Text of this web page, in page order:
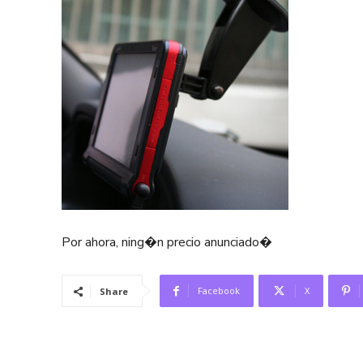
Por ahora, ning�n precio anunciado�
Share Facebook X